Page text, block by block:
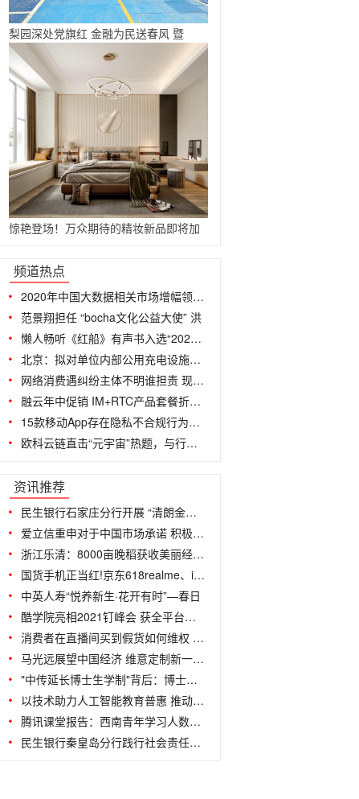
梨园深处党旗红 金融为民送春风 暨
惊艳登场！万众期待的精妆新品即将加
频道热点
2020年中国大数据相关市场增幅领跑全球
范景翔担任 “bocha文化公益大使” 洪
懒人畅听《红船》有声书入选“2021年全
北京：拟对单位内部公用充电设施建设给予
网络消费遇纠纷主体不明谁担责 现有法
融云年中促销 IM+RTC产品套餐折上优惠
15款移动App存在隐私不合规行为被点名
欧科云链直击“元宇宙”热题，与行业权威
资讯推荐
民生银行石家庄分行开展 “清朗金融网
爱立信重申对于中国市场承诺 积极参与
浙江乐清：8000亩晚稻获收美丽经济 翁垟
国货手机正当红!京东618realme、iQOO品
中英人寿“悦养新生·花开有时”—春日
酷学院亮相2021钉峰会 获全平台销售冠
消费者在直播间买到假货如何维权 专家
马光远展望中国经济 维意定制新一代整
"中传延长博士生学制"背后：博士生无法按
以技术助力人工智能教育普惠 推动青少
腾讯课堂报告：西南青年学习人数增长20%，
民生银行秦皇岛分行践行社会责任、守护